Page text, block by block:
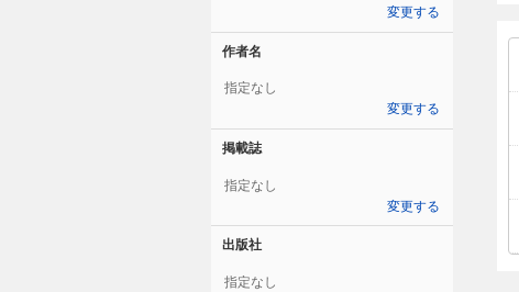
変更する
作者名
指定なし
変更する
掲載誌
指定なし
変更する
出版社
指定なし